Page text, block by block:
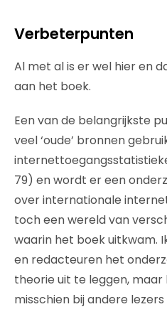
Verbeterpunten
Al met al is er wel hier en
aan het boek.
Een van de belangrijkste
veel ‘oude’ bronnen
79) en wordt er een
over internationale
toch een wereld van
waarin het boek uitkwam.
en redacteuren het
theorie uit te leggen,
misschien bij andere